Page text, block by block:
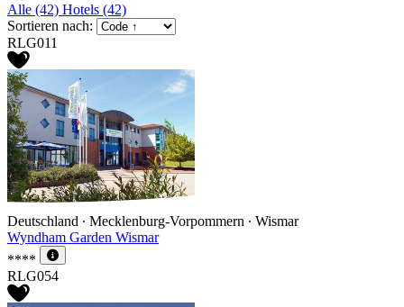
Alle (42) Hotels (42)
Sortieren nach:
RLG011
Deutschland ∙ Mecklenburg-Vorpommern ∙ Wismar
Wyndham Garden Wismar
****
RLG054